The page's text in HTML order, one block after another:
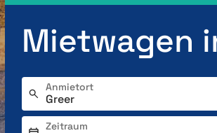
Mietwagen
Anmietort
Zeitraum